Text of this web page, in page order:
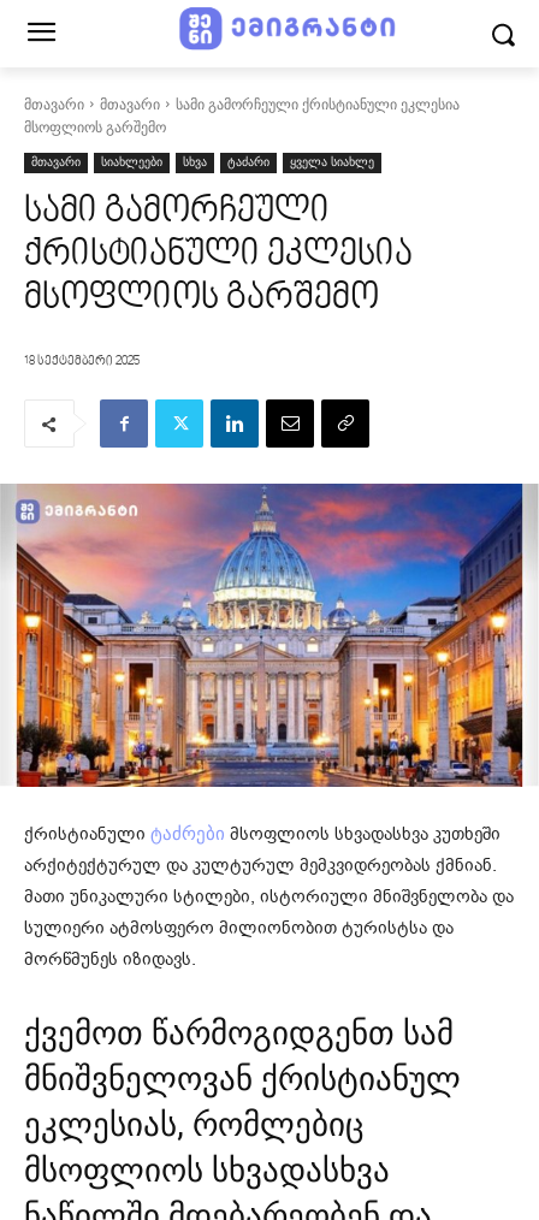
მთავარი მთავარი
სამი გამორჩეული ქრისტიანული ეკლესია
მსოფლიოს გარშემო
მთავარი სიახლეები სხვა ტაძარი ყველა სიახლე
სამი გამორჩეული
ქრისტიანული ეკლესია
მსოფლიოს გარშემო
18 სექტემბერი 2025
ქრისტიანული ტაძრები მსოფლიოს სხვადასხვა კუთხეში
არქიტექტურულ და კულტურულ მემკვიდრეობას ქმნიან.
მათი უნიკალური სტილები, ისტორიული მნიშვნელობა და
სულიერი ატმოსფერო მილიონობით ტურისტსა და
მორწმუნეს იზიდავს.
ქვემოთ წარმოგიდგენთ სამ
მნიშვნელოვან ქრისტიანულ
ეკლესიას, რომლებიც
მსოფლიოს სხვადასხვა